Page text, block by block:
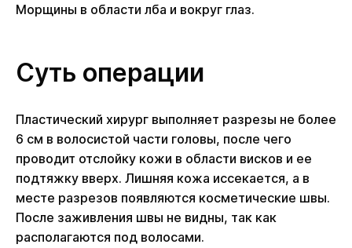
Морщины в области лба и вокруг глаз.
Суть операции
Пластический хирург выполняет разрезы не более
6 см в волосистой части головы, после чего
проводит отслойку кожи в области висков и ее
подтяжку вверх. Лишняя кожа иссекается, а в
месте разрезов появляются косметические швы.
После заживления швы не видны, так как
располагаются под волосами.